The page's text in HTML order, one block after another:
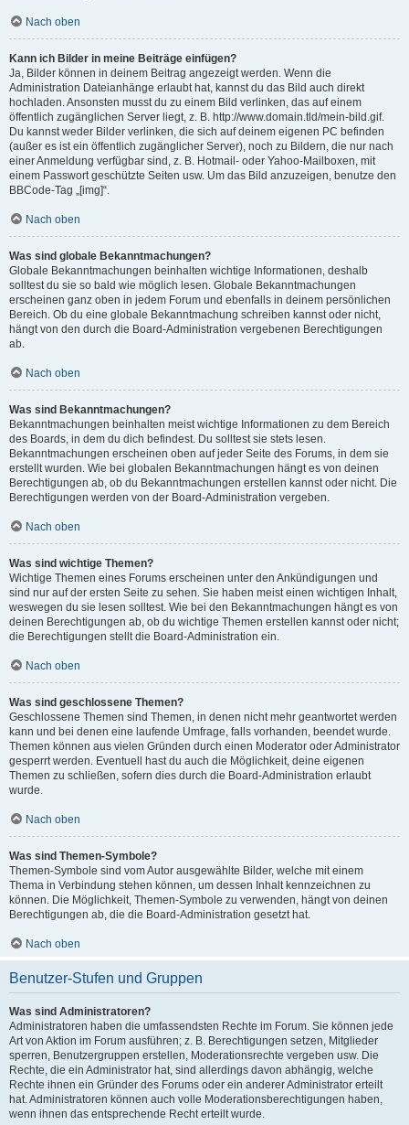
Nach oben
Kann ich Bilder in meine Beiträge einfügen?
Ja, Bilder können in deinem Beitrag angezeigt werden. Wenn die
Administration Dateianhänge erlaubt hat, kannst du das Bild auch direkt
hochladen. Ansonsten musst du zu einem Bild verlinken, das auf einem
öffentlich zugänglichen Server liegt, z. B. http://www.domain.tld/mein-bild.gif.
Du kannst weder Bilder verlinken, die sich auf deinem eigenen PC befinden
(außer es ist ein öffentlich zugänglicher Server), noch zu Bildern, die nur nach
einer Anmeldung verfügbar sind, z. B. Hotmail- oder Yahoo-Mailboxen, mit
einem Passwort geschützte Seiten usw. Um das Bild anzuzeigen, benutze den
BBCode-Tag „[img]“.
Nach oben
Was sind globale Bekanntmachungen?
Globale Bekanntmachungen beinhalten wichtige Informationen, deshalb
solltest du sie so bald wie möglich lesen. Globale Bekanntmachungen
erscheinen ganz oben in jedem Forum und ebenfalls in deinem persönlichen
Bereich. Ob du eine globale Bekanntmachung schreiben kannst oder nicht,
hängt von den durch die Board-Administration vergebenen Berechtigungen
ab.
Nach oben
Was sind Bekanntmachungen?
Bekanntmachungen beinhalten meist wichtige Informationen zu dem Bereich
des Boards, in dem du dich befindest. Du solltest sie stets lesen.
Bekanntmachungen erscheinen oben auf jeder Seite des Forums, in dem sie
erstellt wurden. Wie bei globalen Bekanntmachungen hängt es von deinen
Berechtigungen ab, ob du Bekanntmachungen erstellen kannst oder nicht. Die
Berechtigungen werden von der Board-Administration vergeben.
Nach oben
Was sind wichtige Themen?
Wichtige Themen eines Forums erscheinen unter den Ankündigungen und
sind nur auf der ersten Seite zu sehen. Sie haben meist einen wichtigen Inhalt,
weswegen du sie lesen solltest. Wie bei den Bekanntmachungen hängt es von
deinen Berechtigungen ab, ob du wichtige Themen erstellen kannst oder nicht;
die Berechtigungen stellt die Board-Administration ein.
Nach oben
Was sind geschlossene Themen?
Geschlossene Themen sind Themen, in denen nicht mehr geantwortet werden
kann und bei denen eine laufende Umfrage, falls vorhanden, beendet wurde.
Themen können aus vielen Gründen durch einen Moderator oder Administrator
gesperrt werden. Eventuell hast du auch die Möglichkeit, deine eigenen
Themen zu schließen, sofern dies durch die Board-Administration erlaubt
wurde.
Nach oben
Was sind Themen-Symbole?
Themen-Symbole sind vom Autor ausgewählte Bilder, welche mit einem
Thema in Verbindung stehen können, um dessen Inhalt kennzeichnen zu
können. Die Möglichkeit, Themen-Symbole zu verwenden, hängt von deinen
Berechtigungen ab, die die Board-Administration gesetzt hat.
Nach oben
Benutzer-Stufen und Gruppen
Was sind Administratoren?
Administratoren haben die umfassendsten Rechte im Forum. Sie können jede
Art von Aktion im Forum ausführen; z. B. Berechtigungen setzen, Mitglieder
sperren, Benutzergruppen erstellen, Moderationsrechte vergeben usw. Die
Rechte, die ein Administrator hat, sind allerdings davon abhängig, welche
Rechte ihnen ein Gründer des Forums oder ein anderer Administrator erteilt
hat. Administratoren können auch volle Moderationsberechtigungen haben,
wenn ihnen das entsprechende Recht erteilt wurde.